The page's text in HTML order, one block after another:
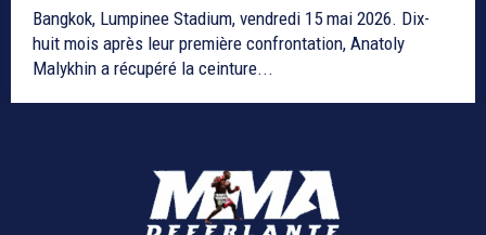
Bangkok, Lumpinee Stadium, vendredi 15 mai 2026. Dix-
huit mois après leur première confrontation, Anatoly
Malykhin a récupéré la ceinture...